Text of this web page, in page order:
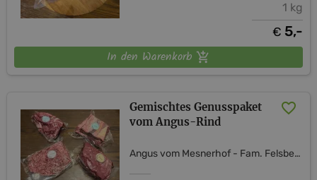
1 kg
€ 5,-
In den Warenkorb
Gemischtes Genusspaket
vom Angus-Rind
Angus vom Mesnerhof - Fam. Felsberger